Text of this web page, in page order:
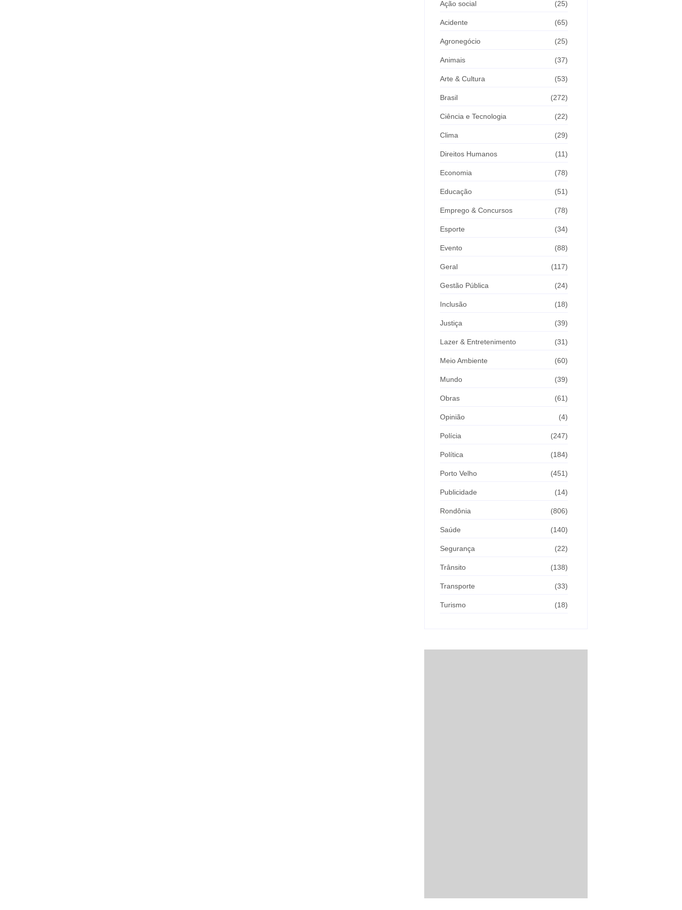
Ação social (25)
Acidente (65)
Agronegócio (25)
Animais (37)
Arte & Cultura (53)
Brasil (272)
Ciência e Tecnologia (22)
Clima (29)
Direitos Humanos (11)
Economia (78)
Educação (51)
Emprego & Concursos (78)
Esporte (34)
Evento (88)
Geral (117)
Gestão Pública (24)
Inclusão (18)
Justiça (39)
Lazer & Entretenimento (31)
Meio Ambiente (60)
Mundo (39)
Obras (61)
Opinião (4)
Polícia (247)
Política (184)
Porto Velho (451)
Publicidade (14)
Rondônia (806)
Saúde (140)
Segurança (22)
Trânsito (138)
Transporte (33)
Turismo (18)